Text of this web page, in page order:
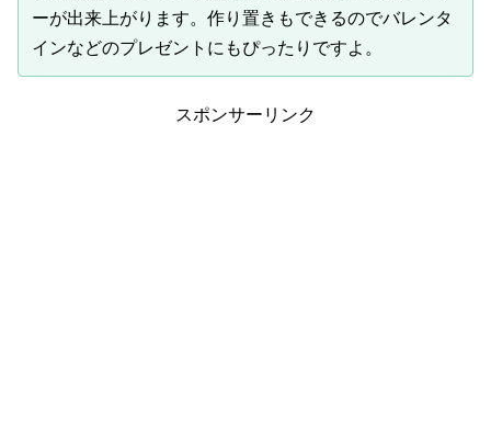
ーが出来上がります。作り置きもできるのでバレンタ
インなどのプレゼントにもぴったりですよ。
スポンサーリンク